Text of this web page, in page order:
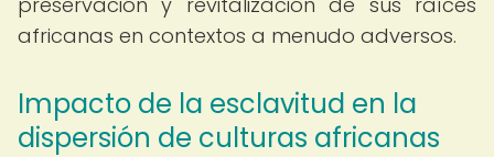
africanas en contextos a menudo adversos.
Impacto de la esclavitud en la
dispersión de culturas africanas